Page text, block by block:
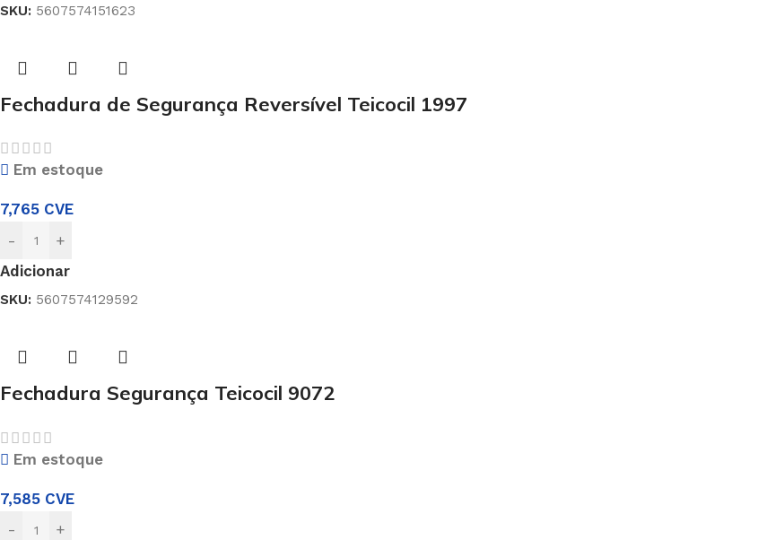
SKU: 5607574151623
Fechadura de Segurança Reversível Teicocil 1997
Em estoque
7,765 CVE
-
+
Adicionar
SKU: 5607574129592
Fechadura Segurança Teicocil 9072
Em estoque
7,585 CVE
-
+